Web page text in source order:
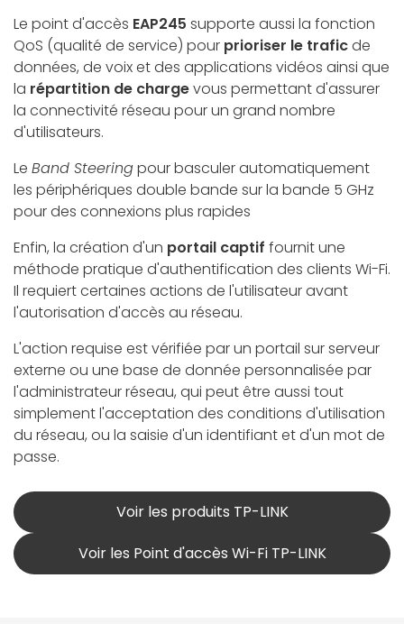
Le point d'accès EAP245 supporte aussi la fonction
QoS (qualité de service) pour prioriser le traficde
données, de voix et des applications vidéos ainsi que
la répartition de chargevous permettant d'assurer
la connectivité réseau pour un grand nombre
d'utilisateurs.
Le Band Steeringpour basculer automatiquement
les périphériques double bande sur la bande 5 GHz
pour des connexions plus rapides
Enfin, la création d'un portail captif fournit une
méthode pratique d'authentification des clients Wi-Fi.
Il requiert certaines actions de l'utilisateur avant
l'autorisation d'accès au réseau.
L'action requise est vérifiée par un portail sur serveur
externe ou une base de donnée personnalisée par
l'administrateur réseau, qui peut être aussi tout
simplement l'acceptation des conditions d'utilisation
du réseau, ou la saisie d'un identifiant et d'un mot de
passe.
Voir les produits TP-LINK
Voir les Point d'accès Wi-Fi TP-LINK